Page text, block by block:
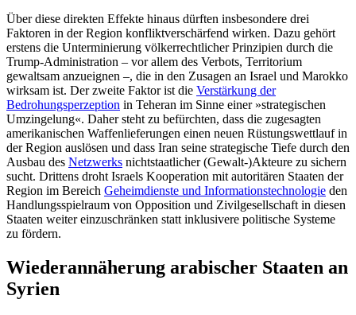
Über diese direkten Effekte hinaus dürften insbesondere drei
Faktoren in der Region konfliktverschärfend wirken. Dazu gehört
erstens die Unterminierung völker­rechtlicher Prinzipien durch die
Trump-Administration – vor allem des Verbots, Territorium
gewaltsam anzueignen –, die in den Zusagen an Israel und Marokko
wirk­sam ist. Der zweite Faktor ist die Ver­stärkung der
Bedrohungsperzeption in Tehe­ran im Sinne einer »strategischen
Um­zingelung«. Daher steht zu befürchten, dass die zugesagten
amerikanischen Waffen­lieferungen einen neuen Rüstungswettlauf in
der Region auslösen und dass Iran seine strategische Tiefe durch den
Ausbau des Netzwerks nichtstaatlicher (Gewalt-)Akteure zu sichern
sucht. Drittens droht Israels Ko­operation mit autoritären Staaten der
Region im Bereich Geheimdienste und Informa­tionstechnologie den
Handlungsspielraum von Opposition und Zivilgesellschaft in diesen
Staaten weiter einzuschränken statt inklusivere politische Systeme
zu fördern.
Wiederannäherung arabischer Staaten an
Syrien